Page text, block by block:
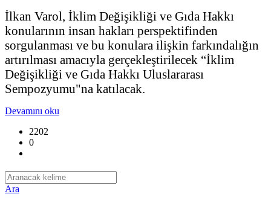
İlkan Varol, İklim Değişikliği ve Gıda Hakkı
konularının insan hakları perspektifinden
sorgulanması ve bu konulara ilişkin farkındalığın
artırılması amacıyla gerçekleştirilecek “İklim
Değişikliği ve Gıda Hakkı Uluslararası
Sempozyumu"na katılacak.
Devamını oku
2202
0
Ara